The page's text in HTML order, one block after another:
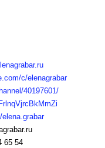
c/elenagrabar
40197601/
65 54